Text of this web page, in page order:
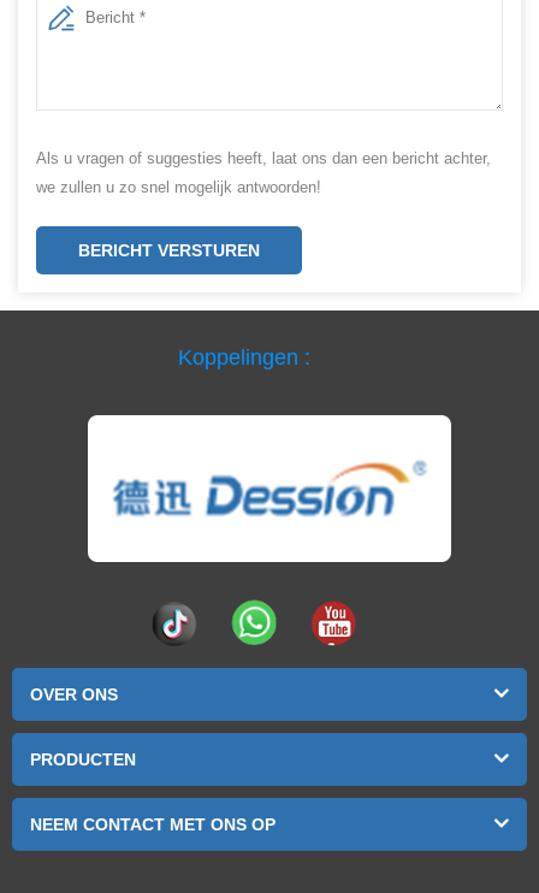
Als u vragen of suggesties heeft, laat ons dan een bericht achter,
we zullen u zo snel mogelijk antwoorden!
BERICHT VERSTUREN
Koppelingen :
OVER ONS
PRODUCTEN
NEEM CONTACT MET ONS OP